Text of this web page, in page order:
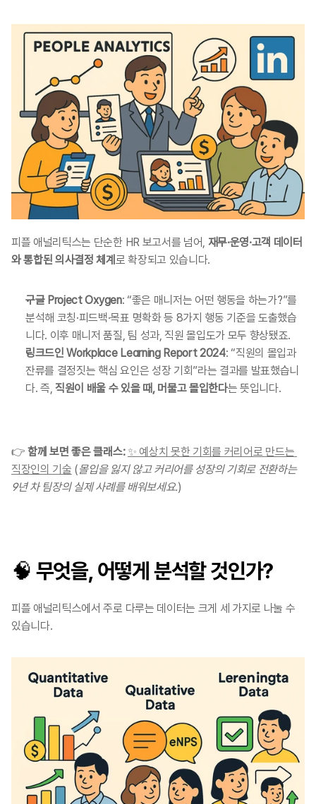
피플 애널리틱스는 단순한 HR 보고서를 넘어, 재무·운영·고객 데이터
와 통합된 의사결정 체계 로 확장되고 있습니다.
구글 Project Oxygen: “좋은 매니저는 어떤 행동을 하는가?”를
분석해 코칭·피드백·목표 명확화 등 8가지 행동 기준을 도출했습
니다. 이후 매니저 품질, 팀 성과, 직원 몰입도가 모두 향상됐죠.
링크드인 Workplace Learning Report 2024: “직원의 몰입과
잔류를 결정짓는 핵심 요인은 성장 기회”라는 결과를 발표했습니
다. 즉, 직원이 배울 수 있을 때, 머물고 몰입한다는 뜻입니다.
👉 함께 보면 좋은 클래스: ✨ 예상치 못한 기회를 커리어로 만드는
직장인의 기술 (몰입을 잃지 않고 커리어를 성장의 기회로 전환하는
9년 차 팀장의 실제 사례를 배워보세요.)
🧠 무엇을, 어떻게 분석할 것인가?
피플 애널리틱스에서 주로 다루는 데이터는 크게 세 가지로 나눌 수
있습니다.